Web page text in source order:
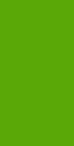
שאינם
פסולה